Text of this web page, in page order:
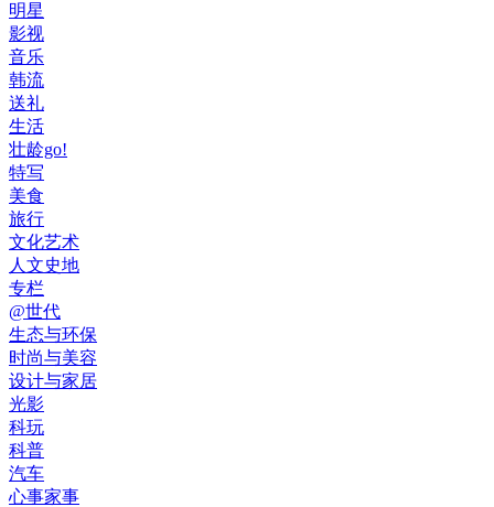
明星
影视
音乐
韩流
送礼
生活
壮龄go!
特写
美食
旅行
文化艺术
人文史地
专栏
@世代
生态与环保
时尚与美容
设计与家居
光影
科玩
科普
汽车
心事家事